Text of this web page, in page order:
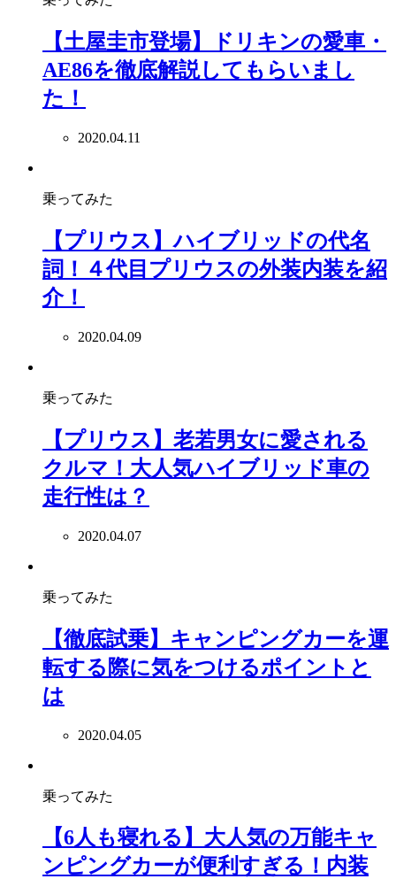
【土屋圭市登場】ドリキンの愛車・
AE86を徹底解説してもらいまし
た！
2020.04.11
乗ってみた
【プリウス】ハイブリッドの代名
詞！４代目プリウスの外装内装を紹
介！
2020.04.09
乗ってみた
【プリウス】老若男女に愛される
クルマ！大人気ハイブリッド車の
走行性は？
2020.04.07
乗ってみた
【徹底試乗】キャンピングカーを運
転する際に気をつけるポイントと
は
2020.04.05
乗ってみた
【6人も寝れる】大人気の万能キャ
ンピングカーが便利すぎる！内装